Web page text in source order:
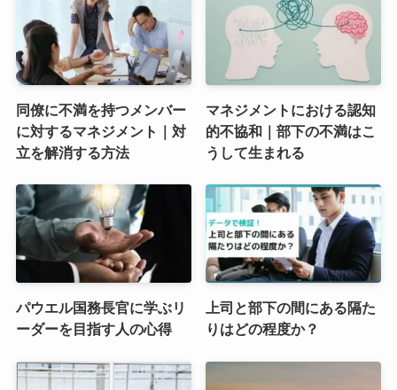
同僚に不満を持つメンバー
に対するマネジメント｜対
立を解消する方法
マネジメントにおける認知
的不協和｜部下の不満はこ
うして生まれる
パウエル国務長官に学ぶリ
ーダーを目指す人の心得
上司と部下の間にある隔た
りはどの程度か？